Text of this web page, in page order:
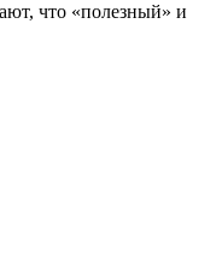
что «полезный» и